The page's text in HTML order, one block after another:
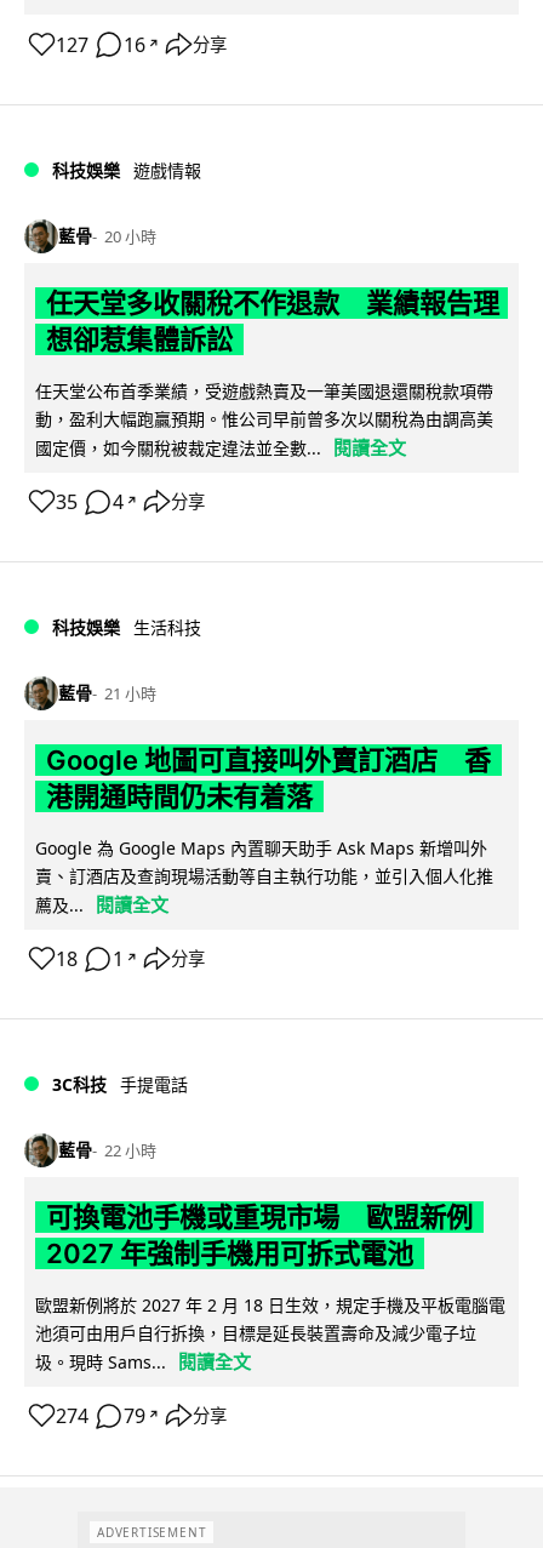
127 16 ↗ 分享
科技娛樂 遊戲情報
藍骨 20 小時
任天堂多收關稅不作退款 業績報告理
想卻惹集體訴訟
任天堂公布首季業績，受遊戲熱賣及一筆美國退還關稅款項帶
動，盈利大幅跑贏預期。惟公司早前曾多次以關稅為由調高美
國定價，如今關稅被裁定違法並全數...
閱讀全文
35 4 ↗ 分享
科技娛樂 生活科技
藍骨 21 小時
Google 地圖可直接叫外賣訂酒店 香
港開通時間仍未有着落
Google 為 Google Maps 內置聊天助手 Ask Maps 新增叫外
賣、訂酒店及查詢現場活動等自主執行功能，並引入個人化推
薦及...
閱讀全文
18 1 ↗ 分享
3C科技 手提電話
藍骨 22 小時
可換電池手機或重現市場 歐盟新例
2027 年強制手機用可拆式電池
歐盟新例將於 2027 年 2 月 18 日生效，規定手機及平板電腦電
池須可由用戶自行拆換，目標是延長裝置壽命及減少電子垃
圾。現時 Sams...
閱讀全文
274 79 ↗ 分享
ADVERTISEMENT